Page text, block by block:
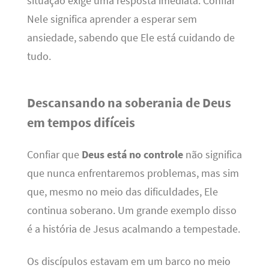
Nele significa aprender a esperar sem
ansiedade, sabendo que Ele está cuidando de
tudo.
Descansando na soberania de Deus
em tempos difíceis
Confiar que Deus está no controlenão significa
que nunca enfrentaremos problemas, mas sim
que, mesmo no meio das dificuldades, Ele
continua soberano. Um grande exemplo disso
é a história de Jesus acalmando a tempestade.
Os discípulos estavam em um barco no meio